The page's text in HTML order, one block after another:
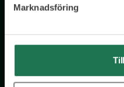
Marknadsföring